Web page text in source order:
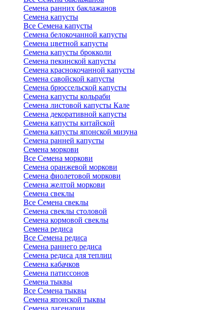
Семена ранних баклажанов
Семена капусты
Все Семена капусты
Семена белокочанной капусты
Семена цветной капусты
Семена капусты брокколи
Семена пекинской капусты
Семена краснокочанной капусты
Семена савойской капусты
Семена брюссельской капусты
Семена капусты кольраби
Семена листовой капусты Кале
Семена декоративной капусты
Семена капусты китайской
Семена капусты японской мизуна
Семена ранней капусты
Семена моркови
Все Семена моркови
Семена оранжевой моркови
Семена фиолетовой моркови
Семена желтой моркови
Семена свеклы
Все Семена свеклы
Семена свеклы столовой
Семена кормовой свеклы
Семена редиса
Все Семена редиса
Семена раннего редиса
Семена редиса для теплиц
Семена кабачков
Семена патиссонов
Семена тыквы
Все Семена тыквы
Семена японской тыквы
Семена лагенарии